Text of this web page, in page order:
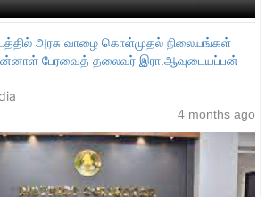
அரசு வாழை கொள்முதல் நிலையங்கள்
பேரவைத் தலைவர் இரா.ஆவுடையப்பன்
4 months ago